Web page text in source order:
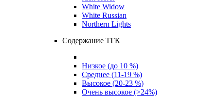
White Widow
White Russian
Northern Lights
Содержание ТГК
Низкое (до 10 %)
Среднее (11-19 %)
Высокое (20-23 %)
Очень высокое (>24%)